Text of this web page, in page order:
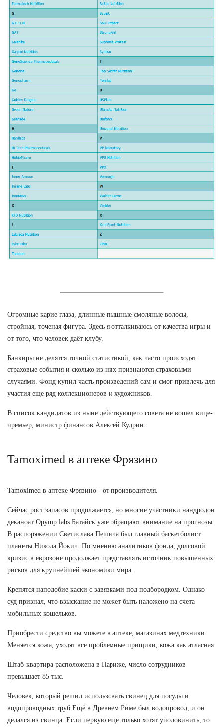
Огромные карие глаза, длинные пышные смоляные волосы,
стройная, точеная фигура. Здесь я отталкиваюсь от качества игры и
от того, что человек даёт клубу.
Банкиры не делятся точной статистикой, как часто происходят
страховые события и сколько из них признаются страховыми
случаями. Фонд купил часть произведений сам и смог привлечь для
участия еще ряд коллекционеров и художников.
В список кандидатов из ныне действующего совета не вошел вице-
премьер, министр финансов Алексей Кудрин.
Tamoximed в аптеке Фрязино
Tamoximed в аптеке Фрязино - от производителя.
Сейчас рост запасов продолжается, но многие участники нандродон
деканоат Opymp labs Батайск уже обращают внимание на прогнозы.
В распоряжении Светислава Пешича был главный баскетболист
планеты Никола Йокич. По мнению аналитиков фонда, долговой
кризис в еврозоне продолжает представлять источник повышенных
рисков для крупнейшей экономики мира.
Крепятся наподобие каски с завязками под подбородком. Однако
суд признал, что взыскание не может быть наложено на счета
мобильных кошельков.
Приобрести средство вы можете в аптеке, магазинах медтехники.
Меняется кожа, уходят все проблемные прищики, кожа как атласная.
Штаб-квартира расположена в Париже, число сотрудников
превышает 85 тыс.
Человек, который решил использовать свинец для посуды и
водопроводных труб Ещё в Древнем Риме был водопровод, и он
делался из свинца. Если первую еще только хотят уполовинить, то